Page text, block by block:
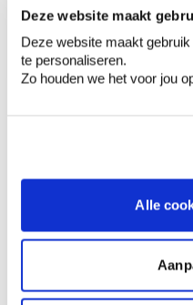
Deze website maakt
Deze website maakt
te personaliseren.
Zo houden we het voor jou
Alle
Levering aan
Besteld op
werkdagen geleverd.
Afhalen in de
Etiketinformatie
Bevat 1,2-
reactiemassa (3:1)
isothiazoline-3-on
isothiazool-3-on.